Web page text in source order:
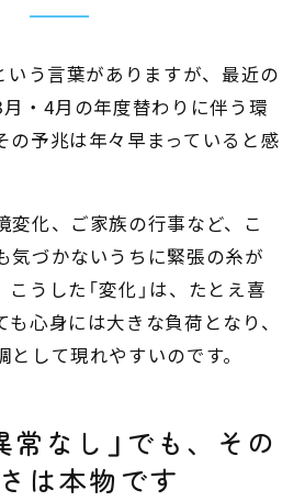
いう言葉がありますが、最近の
・4月の年度替わりに伴う環
の予兆は年々早まっていると感
変化、ご家族の行事など、こ
気づかないうちに緊張の糸が
うした「変化」は、たとえ喜
心身には大きな負荷となり、
して現れやすいのです。
常なし」でも、その
は本物です